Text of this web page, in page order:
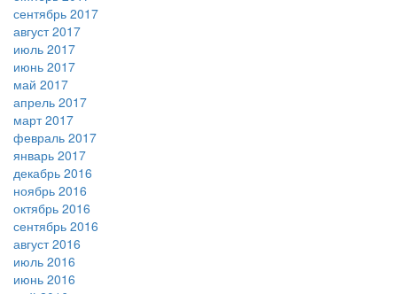
сентябрь 2017
август 2017
июль 2017
июнь 2017
май 2017
апрель 2017
март 2017
февраль 2017
январь 2017
декабрь 2016
ноябрь 2016
октябрь 2016
сентябрь 2016
август 2016
июль 2016
июнь 2016